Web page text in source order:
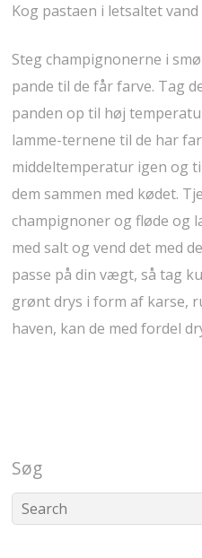
Kog pastaen i letsaltet vand
Steg champignonerne i
pande til de får farve. Tag
panden op til høj
lamme-ternene til de har
middeltemperatur igen og
dem sammen med kødet.
champignoner og fløde og
med salt og vend det med
passe på din vægt, så tag
grønt drys i form af karse,
haven, kan de med fordel
Søg